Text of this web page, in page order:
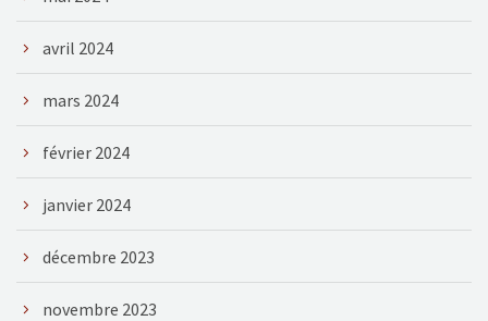
avril 2024
mars 2024
février 2024
janvier 2024
décembre 2023
novembre 2023